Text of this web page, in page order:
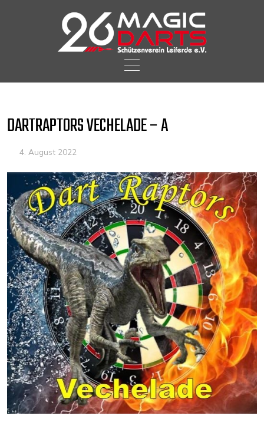
content
DARTRAPTORS VECHELADE – A
4. August 2022